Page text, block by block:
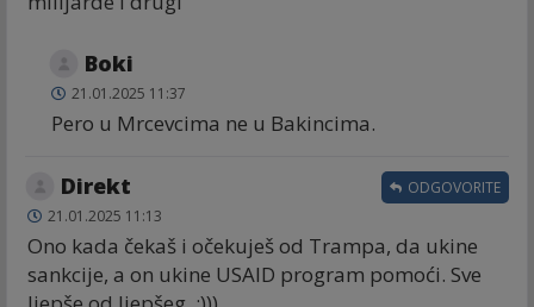
Boki
21.01.2025 11:37
Pero u Mrcevcima ne u Bakincima.
Direkt
21.01.2025 11:13
Ono kada čekaš i očekuješ od Trampa, da ukine
sankcije, a on ukine USAID program pomoći. Sve
ODGOVORITE